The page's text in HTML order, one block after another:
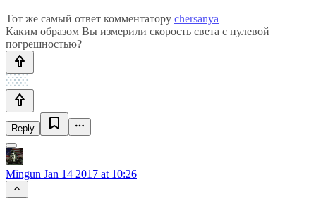
Тот же самый ответ комментатору chersanya
Каким образом Вы измерили скорость света с нулевой
погрешностью?
Reply
Mingun Jan 14 2017 at 10:26